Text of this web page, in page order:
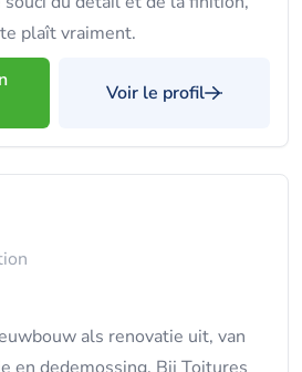
plaît vraiment.
Voir le profil
als renovatie uit, van